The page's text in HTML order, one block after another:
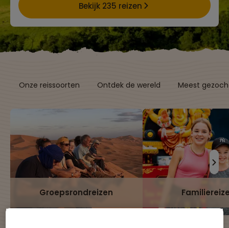
Bekijk 235 reizen
Onze reissoorten Ontdek de wereld Meest
Groepsrondreizen